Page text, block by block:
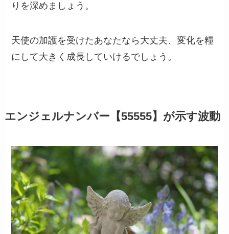
りを深めましょう。
天使の加護を受けたあなたなら大丈夫、変化を糧
にして大きく成長していけるでしょう。
エンジェルナンバー【55555】が示す波動